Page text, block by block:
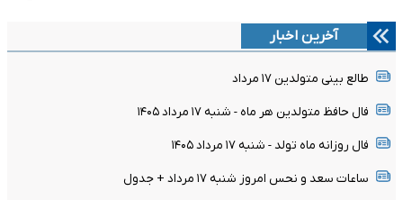
آخرین اخبار
طالع بینی متولدین ۱۷ مرداد
فال حافظ متولدین هر ماه - شنبه ۱۷ مرداد ۱۴۰۵
فال روزانه ماه تولد - شنبه ۱۷ مرداد ۱۴۰۵
ساعات سعد و نحس امروز شنبه ۱۷ مرداد + جدول